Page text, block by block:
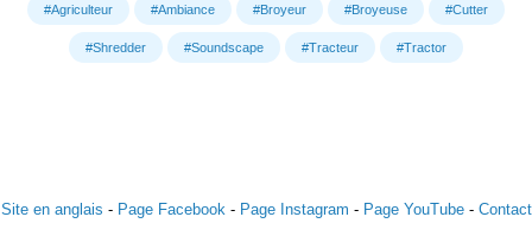
#Agriculteur #Ambiance #Broyeur #Broyeuse #Cutter
#Shredder #Soundscape #Tracteur #Tractor
Site en anglais - Page Facebook - Page Instagram - Page YouTube- Contact